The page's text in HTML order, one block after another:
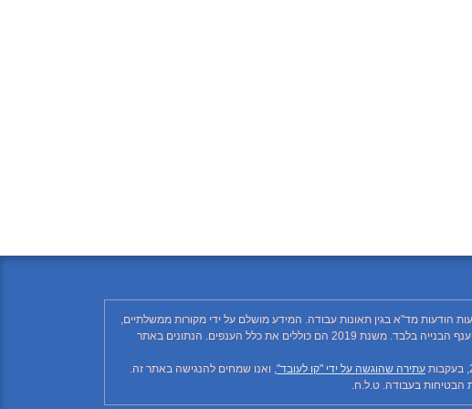
הודעות מד"א בגין תאונות עבודה. המידע מושלם על ידי מקורות ממשלתיים,
רשתות חברתיות ותקשורת ממסדית. בהתאם לזאת, יתכן ויחסרו פרטים, והנתונים חלקיים בלבד. הנתונים בטבלה עד לשנת 2018 כוללים את ענף הבנייה בלבד. משנת 2019 הם כוללים את כלל הענפים. הנתונים באתר
עתירה שהוגשה על ידי "קו לעובד", ואנו שמחים להנגישה באתר זה.
הבטיחות בעבודה. ט.ל.ח.